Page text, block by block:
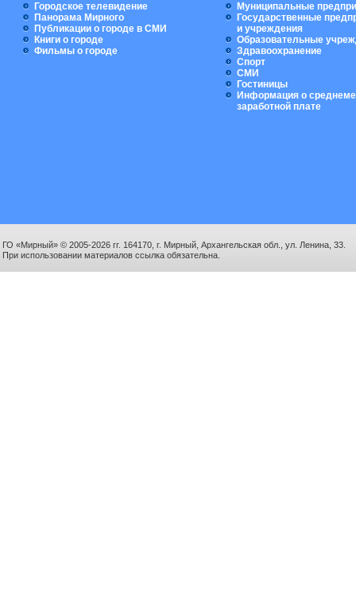
Городское телевидение
Панорама Мирного
Публикации о городе в СМИ
Книги о городе
Фильмы о городе
Муниципальные
Государственные
и учреждения
Образовательные
Здравоохранение
Спорт
СМИ
Гостиницы
Информация о
заработной плате
ГО «Мирный» © 2005-2026 гг. 164170, г. Мирный, Архангельская обл., ул. Ленина, 33.
При использовании материалов ссылка обязательна.